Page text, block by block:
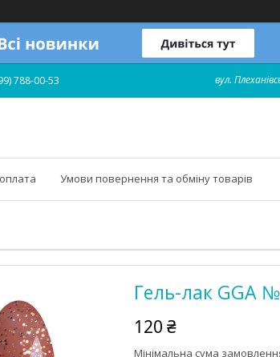
788-00-53 вул.
Умови повернення та обміну товарів
Гель-лак GGA
120 ₴
Мінімальна сума